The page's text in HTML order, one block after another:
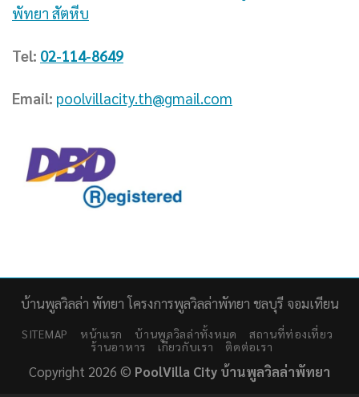
พัทยา สัตหีบ
Tel: 02-114-8649
Email: poolvillacity.th@gmail.com
บ้านพูลวิลล่า พัทยา โครงการพูลวิลล่าพัทยา ชลบุรี จอมเทียน
SITEMAP หน้าแรก บ้านพูลวิลล่าทั้งหมด
สถานที่ท่องเที่ยว
ร้านอาหาร
เกี่ยวกับเรา ติดต่อเรา
Copyright 2026 © PoolVilla City บ้านพูลวิลล่าพัทยา